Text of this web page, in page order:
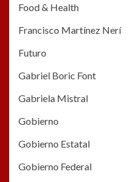
Food & Health
Francisco Martínez Nerí
Futuro
Gabriel Boric Font
Gabriela Mistral
Gobierno
Gobierno Estatal
Gobierno Federal